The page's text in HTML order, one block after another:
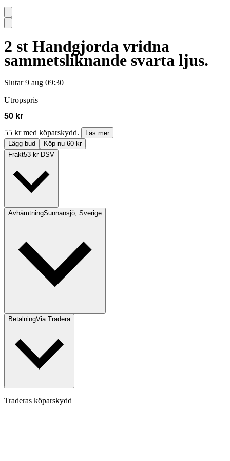
2 st Handgjorda vridna
sammetsliknande svarta ljus.
Slutar 9 aug 09:30
Utropspris
50 kr
55 kr med köparskydd.
Läs mer
Lägg bud
Köp nu 60 kr
Frakt53 kr DSV
AvhämtningSunnansjö, Sverige
BetalningVia Tradera
Traderas köparskydd